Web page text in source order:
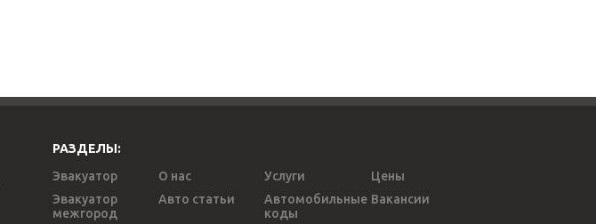
РАЗДЕЛЫ:
Эвакуатор
О нас Услуги
Цены
Эвакуатор
межгород
Авто статьи
Автомобильные
коды
Вакансии